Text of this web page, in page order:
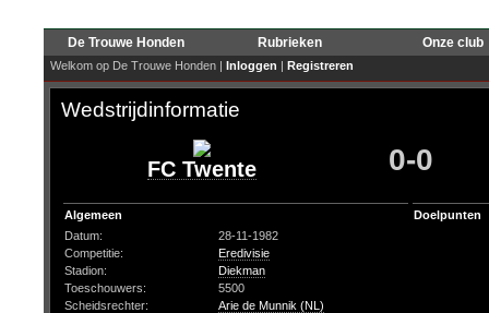
De Trouwe Honden Rubrieken Onze club
Welkom op De Trouwe Honden | Inloggen | Registreren
Wedstrijdinformatie
FC Twente 0-0
Algemeen
Datum:
28-11-1982
Competitie:
Eredivisie
Stadion:
Diekman
Toeschouwers:
5500
Scheidsrechter:
Arie de Munnik (NL)
Doelpunten